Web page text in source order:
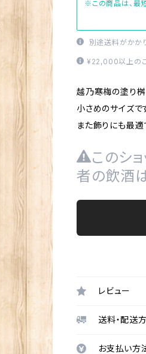
※この商品は、最
別途送料がかか
¥22,000以上の
越乃寒梅の塗り
小さめのサイズで
また飾りにも最適
このシ
者の飲酒
レビュー
送料・配送
お支払い方